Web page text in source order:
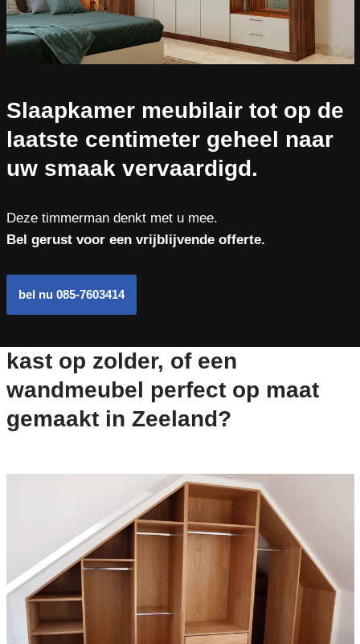
Slaapkamer meubilair tot op de
laatste centimeter geheel naar
uw smaak vervaardigd.
Deze timmerman denkt met u mee.
Bel gerust voor een vrijblijvende offerte.
bel nu 085-7603414
kast op zolder, of een
wandmeubel perfect op maat
gemaakt in Zeeland?